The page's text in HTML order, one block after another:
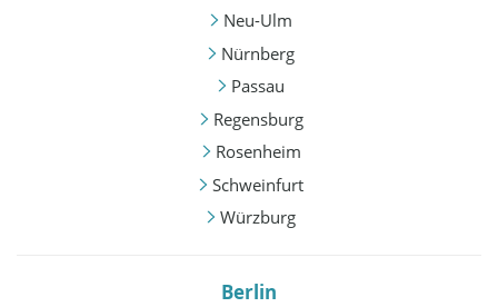
Neu-Ulm
Nürnberg
Passau
Regensburg
Rosenheim
Schweinfurt
Würzburg
Berlin